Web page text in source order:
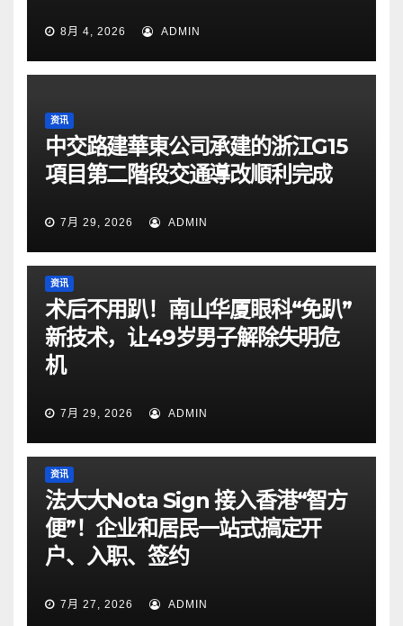
8月 4, 2026 ADMIN
资讯
中交路建華東公司承建的浙江G15
項目第二階段交通導改順利完成
7月 29, 2026 ADMIN
资讯
术后不用趴！南山华厦眼科“免趴”
新技术，让49岁男子解除失明危
机
7月 29, 2026 ADMIN
资讯
法大大Nota Sign 接入香港“智方
便”！企业和居民一站式搞定开
户、入职、签约
7月 27, 2026 ADMIN